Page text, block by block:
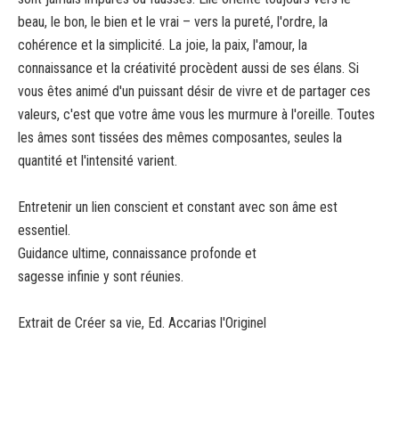
beau, le bon, le bien et le vrai – vers la pureté, l'ordre, la
cohérence et la simplicité. La joie, la paix, l'amour, la
connaissance et la créativité procèdent aussi de ses élans. Si
vous êtes animé d'un puissant désir de vivre et de partager ces
valeurs, c'est que votre âme vous les murmure à l'oreille. Toutes
les âmes sont tissées des mêmes composantes, seules la
quantité et l'intensité varient.
Entretenir un lien conscient et constant avec son âme est
essentiel.
Guidance ultime, connaissance profonde et
sagesse infinie y sont réunies.
Extrait de Créer sa vie, Ed. Accarias l'Originel